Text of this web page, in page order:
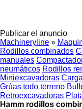
Publicar el anuncio
Machineryline »
Rodillos combinados
manuales
neumáticos Rodillos
Miniexcavadoras
Grúas todo terreno
Retroexcavadoras
Hamm rodillos